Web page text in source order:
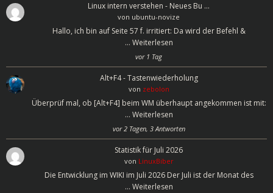
Linux intern verstehen - Neues Bu …
von ubuntu-novize
Hallo, ich bin auf Seite 57 f. irritiert: Da wird der Befehl &
… Weiterlesen
vor 1 Tag
Alt+F4 - Tastenwiederholung
von zebolon
Überprüf mal, ob [Alt+F4] beim WM überhaupt angekommen ist mit:
… Weiterlesen
vor 2 Tagen, 3 Antworten
Statistik für Juli 2026
von LinuxBiber
Die Entwicklung im WIKI im Juli 2026 Der Juli ist der Monat des
… Weiterlesen